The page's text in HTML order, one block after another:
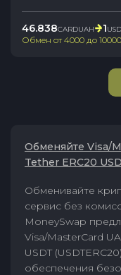
46.838CARDUAH 1
Обмен от4000 до
Обменяйте Visa/
Tether ERC20
Обменивайте
сервис без
MoneySwap
Visa/MasterCard
USDT
обеспечения